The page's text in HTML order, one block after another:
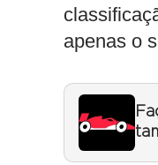
apenas o